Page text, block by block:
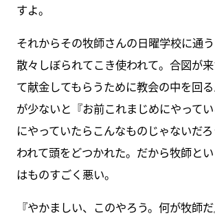
すよ。
それからその牧師さんの日曜学校に通う
散々しぼられてこき使われて。合図が
て献金してもらうために教会の中を回
が少ないと『お前これまじめにやって
にやっていたらこんなものじゃないだ
われて頭をどつかれた。だから牧師と
はものすごく悪い。
『やかましい、このやろう。何が牧師だ